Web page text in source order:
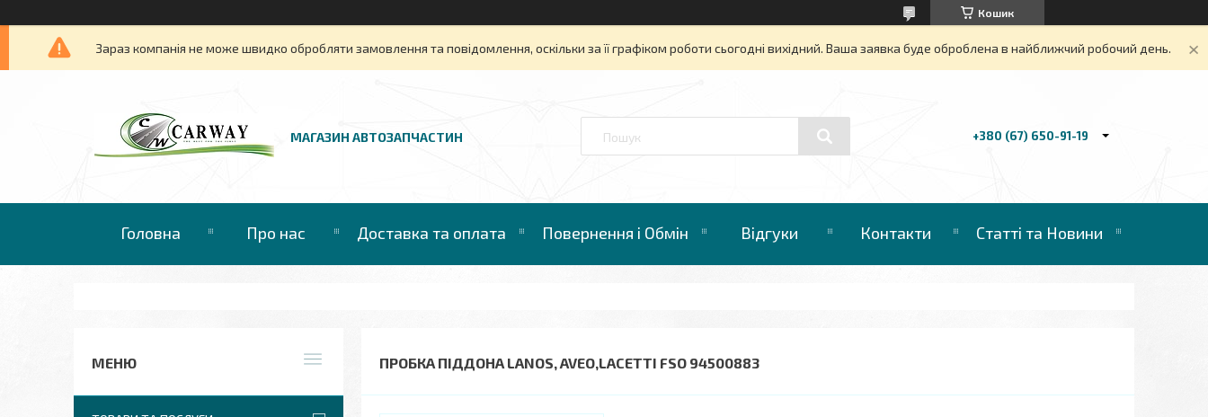
Кошик
Зараз компанія не може швидко обробляти замовлення та повідомлення, оскільки за її графіком роботи сьогодні вихідний. Ваша заявка буде оброблена в найближчий робочий день.
МАГАЗИН АВТОЗАПЧАСТИН +380 (67) 650-91-19
Головна Про нас Доставка та оплата Повернення і Обмін Відгуки Контакти Статті та Новини
ПРОБКА ПІДДОНА LANOS, AVEO,LACETTI FSO 94500883